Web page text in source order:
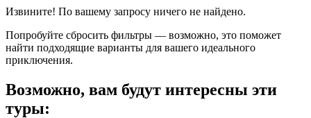
Извините! По вашему запросу ничего не найдено.
Попробуйте сбросить фильтры — возможно, это поможет
найти подходящие варианты для вашего идеального
приключения.
Возможно, вам будут интересны эти
туры: